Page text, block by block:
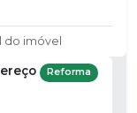
do imóvel
Reforma